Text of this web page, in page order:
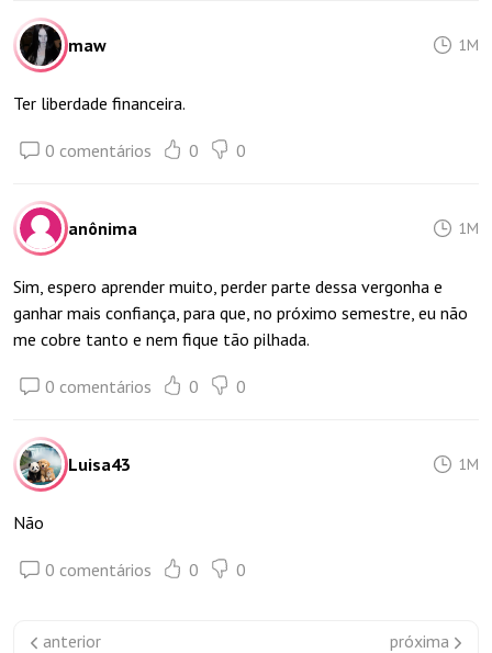
maw 1M
Ter liberdade financeira.
0 comentários 0 0
anônima 1M
Sim, espero aprender muito, perder parte dessa vergonha e
ganhar mais confiança, para que, no próximo semestre, eu não
me cobre tanto e nem fique tão pilhada.
0 comentários 0 0
Luisa43 1M
Não
0 comentários 0 0
anterior
próxima